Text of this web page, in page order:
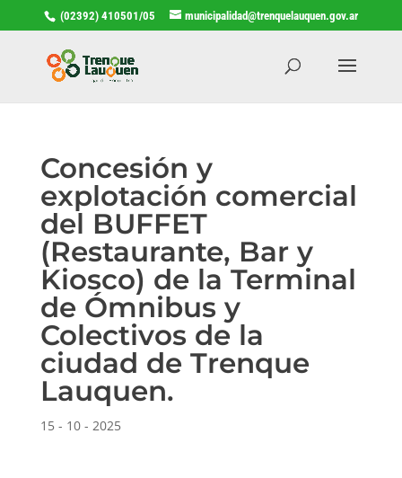
(02392) 410501/05 municipalidad@trenquelauquen.gov.ar
Concesión y
explotación comercial
del BUFFET
(Restaurante, Bar y
Kiosco) de la Terminal
de Ómnibus y
Colectivos de la
ciudad de Trenque
Lauquen.
15 - 10 - 2025